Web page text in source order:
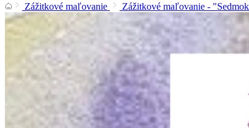
Zážitkové maľovanie Zážitkové maľovanie -